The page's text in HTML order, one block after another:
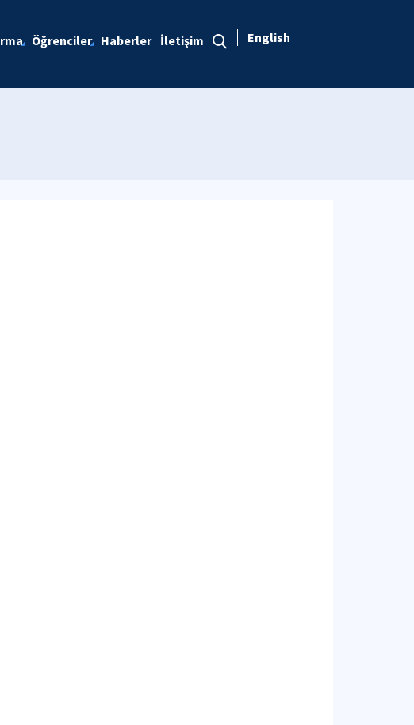
Öğrenciler Haberler İletişim English